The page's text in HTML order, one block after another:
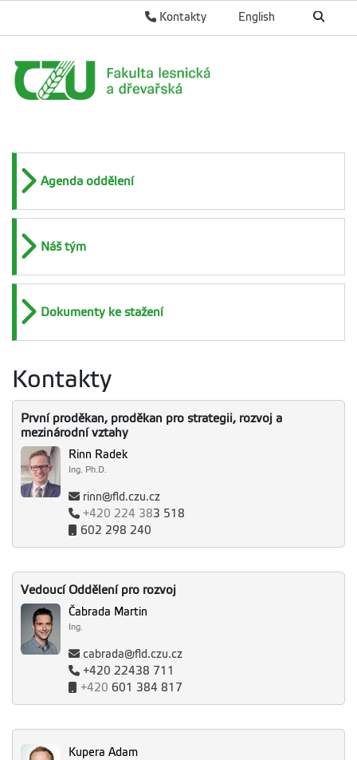
English
Kontakty
Agenda oddělení
Náš tým
Dokumenty ke stažení
Kontakty
První proděkan, proděkan pro strategii, rozvoj a
mezinárodní vztahy
Rinn Radek
Ing. Ph.D.
rinn@fld.czu.cz
+420 224 383 518
602 298 240
Vedoucí Oddělení pro rozvoj
Čabrada Martin
Ing.
cabrada@fld.czu.cz
+420 22438 711
+420 601 384 817
Kupera Adam